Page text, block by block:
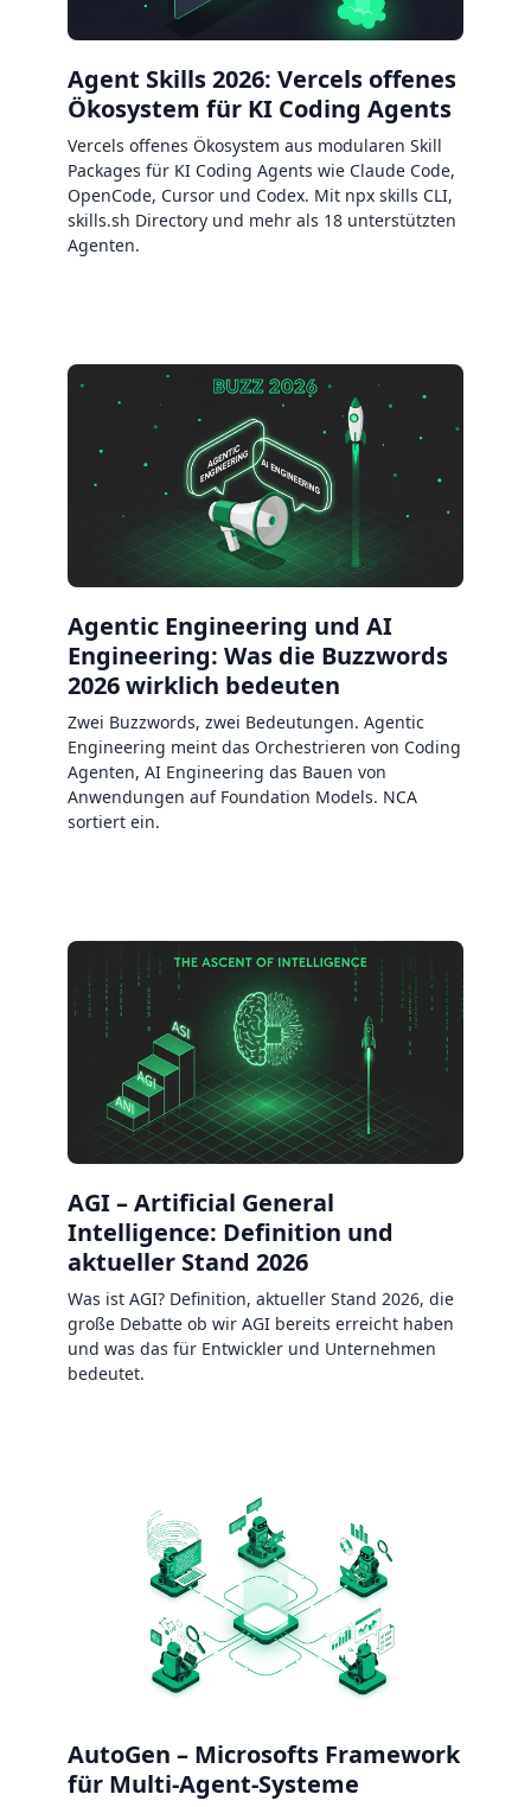
Agent Skills 2026: Vercels offenes
Ökosystem für KI Coding Agents
Vercels offenes Ökosystem aus modularen Skill
Packages für KI Coding Agents wie Claude Code,
OpenCode, Cursor und Codex. Mit npx skills CLI,
skills.sh Directory und mehr als 18 unterstützten
Agenten.
Agentic Engineering und AI
Engineering: Was die Buzzwords
2026 wirklich bedeuten
Zwei Buzzwords, zwei Bedeutungen. Agentic
Engineering meint das Orchestrieren von Coding
Agenten, AI Engineering das Bauen von
Anwendungen auf Foundation Models. NCA
sortiert ein.
AGI – Artificial General
Intelligence: Definition und
aktueller Stand 2026
Was ist AGI? Definition, aktueller Stand 2026, die
große Debatte ob wir AGI bereits erreicht haben
und was das für Entwickler und Unternehmen
bedeutet.
AutoGen – Microsofts Framework
für Multi-Agent-Systeme